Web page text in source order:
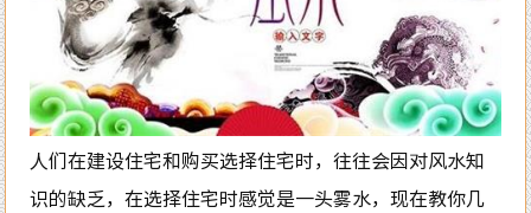
人们在建设住宅和购买选择住宅时，往往会因对风水知
识的缺乏，在选择住宅时感觉是一头雾水，现在教你几